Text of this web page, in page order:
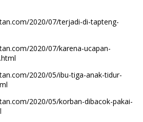
2020/07/terjadi-di-tapteng-
2020/07/karena-ucapan-
2020/05/ibu-tiga-anak-tidur-
2020/05/korban-dibacok-pakai-